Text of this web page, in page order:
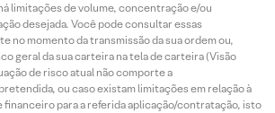
limitações de volume, concentração e/ou
desejada. Você pode consultar essas
no momento da transmissão da sua ordem ou,
geral da sua carteira na tela de carteira (Visão
de risco atual não comporte a
ou caso existam limitações em relação à
financeiro para a referida aplicação/contratação, isto